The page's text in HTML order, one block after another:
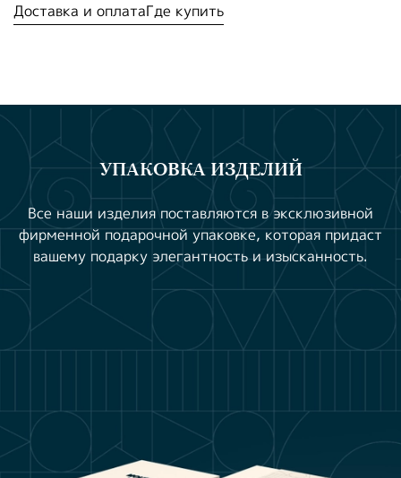
Доставка и оплатаГде купить
УПАКОВКА ИЗДЕЛИЙ
Все наши изделия поставляются в эксклюзивной
фирменной подарочной упаковке, которая придаст
вашему подарку элегантность и изысканность.